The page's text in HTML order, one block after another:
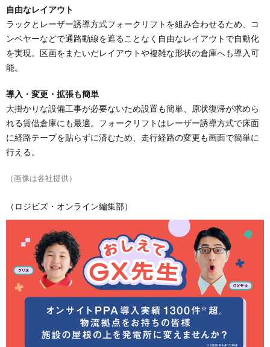
自由なレイアウト
ラックとレーザー誘導方式フォークリフトを組み合わせるため、コ
ンベヤーなどで通路動線を遮ることなく自由なレイアウトで自動化
を実現。区画をまたいだレイアウトや複雑な形状の倉庫へも導入可
能。
導入・変更・拡張も簡単
大掛かりな設備工事が必要ないため設置も簡単、原状復帰が求めら
れる賃借倉庫にも最適。フォークリフトはレーザー誘導方式で床面
に経路テープを貼らずに済むため、走行経路の変更も画面で簡単に
行える。
（画像は各社提供）
（ロジビズ・オンライン編集部）